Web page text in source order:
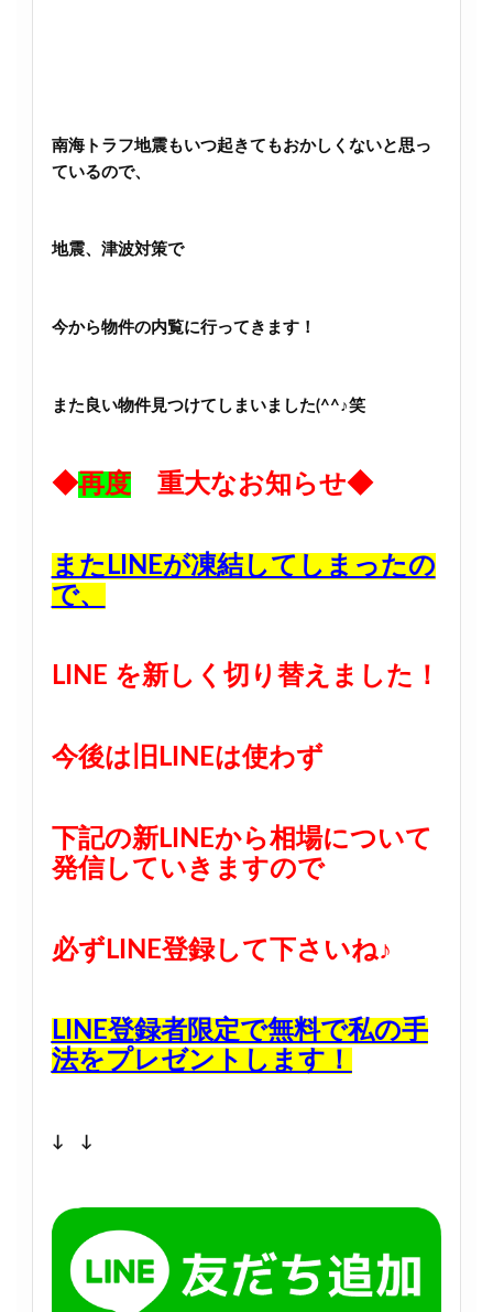
南海トラフ地震もいつ起きてもおかしくないと思っ
ているので、
地震、津波対策で
今から物件の内覧に行ってきます！
また良い物件見つけてしまいました(^^♪笑
◆再度重大なお知らせ◆
またLINEが凍結してしまったの
で、
LINE を新しく切り替えました！
今後は旧LINEは使わず
下記の新LINEから相場について
発信していきますので
必ずLINE登録して下さいね♪
LINE登録者限定で無料で私の手
法をプレゼントします！
↓ ↓